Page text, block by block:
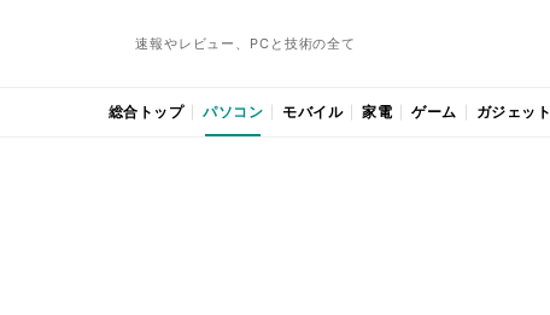
速報やレビュー、PCと技術の全て
総合トップ パソコン モバイル 家電 ゲーム ガジェット